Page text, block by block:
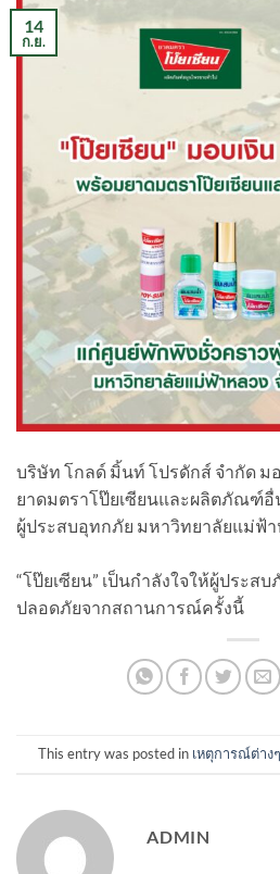
14
ก.ย.
บริษัท โกลด์ มิ้นท์ โปรดักส์ จำกัด​ ม
ยาดมตราโป๊ยเซียน​และผลิตภัณฑ์อื่
ผู้ประสบอุทกภั​ย​ มหาวิทยาลัยแม่ฟ้า
“โป๊ยเซียน” เป็นกำลังใจให้ผู้ประส
ปลอดภัยจากสถานการณ์ครั้งนี้
This entry was posted in เหตุการณ์ต่างๆ
ADMIN